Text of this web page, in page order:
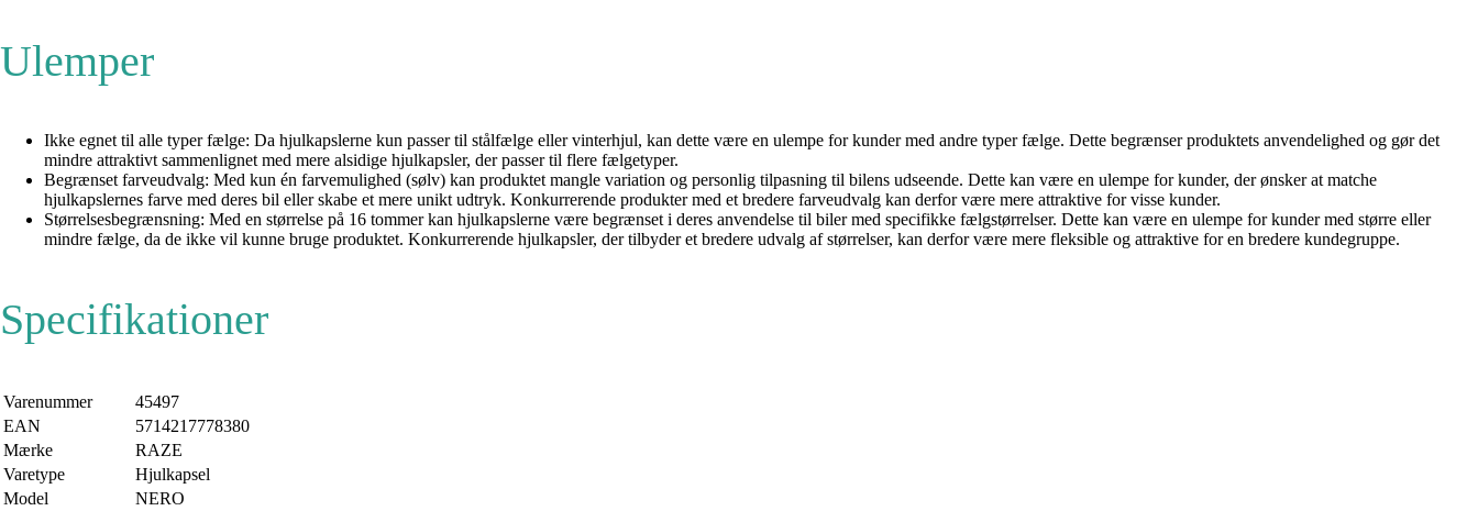
Ulemper
Ikke egnet til alle typer fælge: Da hjulkapslerne kun passer til stålfælge eller vinterhjul, kan dette være en ulempe for kunder med andre typer fælge. Dette begrænser produktets anvendelighed og gør det
mindre attraktivt sammenlignet med mere alsidige hjulkapsler, der passer til flere fælgetyper.
Begrænset farveudvalg: Med kun én farvemulighed (sølv) kan produktet mangle variation og personlig tilpasning til bilens udseende. Dette kan være en ulempe for kunder, der ønsker at matche
hjulkapslernes farve med deres bil eller skabe et mere unikt udtryk. Konkurrerende produkter med et bredere farveudvalg kan derfor være mere attraktive for visse kunder.
Størrelsesbegrænsning: Med en størrelse på 16 tommer kan hjulkapslerne være begrænset i deres anvendelse til biler med specifikke fælgstørrelser. Dette kan være en ulempe for kunder med større eller
mindre fælge, da de ikke vil kunne bruge produktet. Konkurrerende hjulkapsler, der tilbyder et bredere udvalg af størrelser, kan derfor være mere fleksible og attraktive for en bredere kundegruppe.
Specifikationer
Varenummer
45497
EAN
5714217778380
Mærke
RAZE
Varetype
Hjulkapsel
Model
NERO